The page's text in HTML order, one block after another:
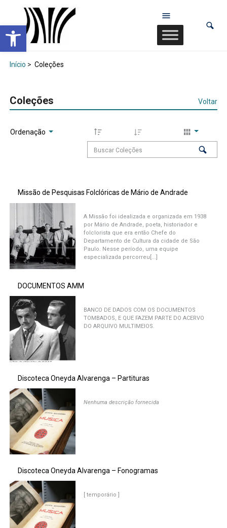
Abrir a barra de ferramentas
Início > Coleções
Coleções Voltar
Ordenação
Missão de Pesquisas Folclóricas de Mário de Andrade
A Missão foi idealizada e organizada em 1938
por Mário de Andrade, poeta, historiador e
folclorista que era então Chefe do
Departamento de Cultura da cidade de São
Paulo. Nesse período, uma equipe
especializada percorreu[...]
DOCUMENTOS AMM
BANCO DE DADOS COM OS DOCUMENTOS
TOMBADOS, E QUE FAZEM PARTE DO ACERVO
DO ARQUIVO MULTIMEIOS.
Discoteca Oneyda Alvarenga – Partituras
Nenhuma descrição fornecida
Discoteca Oneyda Alvarenga – Fonogramas
[ temporário ]